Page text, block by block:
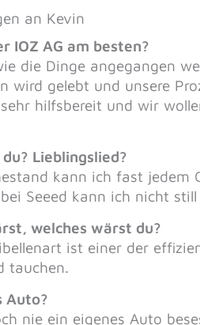
an Kevin
IOZ AG am besten?
die Dinge angegangen
wird gelebt und unsere
hilfsbereit und wir
Lieblingslied?
kann ich fast jedem
Seeed kann ich nicht
welches wärst du?
ist einer der
tauchen.
Auto?
nie ein eigenes Auto